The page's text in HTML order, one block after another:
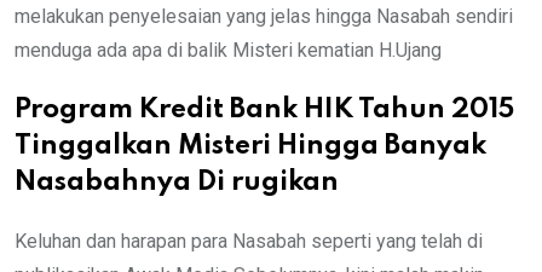
melakukan penyelesaian yang jelas hingga Nasabah sendiri
menduga ada apa di balik Misteri kematian H.Ujang
Program Kredit Bank HIK Tahun 2015
Tinggalkan Misteri Hingga Banyak
Nasabahnya Di rugikan
Keluhan dan harapan para Nasabah seperti yang telah di